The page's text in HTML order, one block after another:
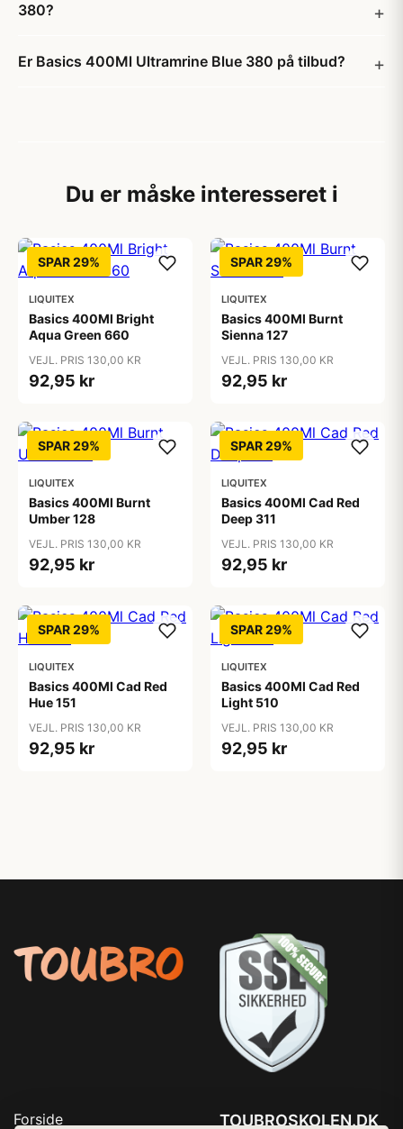
380?
Er Basics 400Ml Ultramrine Blue 380 på tilbud?
Du er måske interesseret i
SPAR 29%
LIQUITEX
Basics 400Ml Bright
Aqua Green 660
VEJL. PRIS 130,00 KR
92,95 kr
SPAR 29%
LIQUITEX
Basics 400Ml Burnt
Sienna 127
VEJL. PRIS 130,00 KR
92,95 kr
SPAR 29%
LIQUITEX
Basics 400Ml Burnt
Umber 128
VEJL. PRIS 130,00 KR
92,95 kr
SPAR 29%
LIQUITEX
Basics 400Ml Cad Red
Deep 311
VEJL. PRIS 130,00 KR
92,95 kr
SPAR 29%
LIQUITEX
Basics 400Ml Cad Red
Hue 151
VEJL. PRIS 130,00 KR
92,95 kr
SPAR 29%
LIQUITEX
Basics 400Ml Cad Red
Light 510
VEJL. PRIS 130,00 KR
92,95 kr
Forside TOUBROSKOLEN.DK